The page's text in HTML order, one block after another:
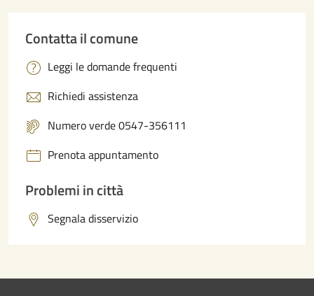
Contatta il comune
Leggi le domande frequenti
Richiedi assistenza
Numero verde 0547-356111
Prenota appuntamento
Problemi in città
Segnala disservizio